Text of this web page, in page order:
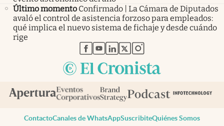
Último momento Confirmado | La Cámara de Diputados
avaló el control de asistencia forzoso para empleados:
qué implica el nuevo sistema de fichaje y desde cuándo
rige
abre en nueva pestaña
abre en nueva pestaña
abre en nueva pestaña
abre en nueva pestaña
abre en nueva pestaña
ContactoCanales de WhatsAppSuscribiteQuiénes Somos